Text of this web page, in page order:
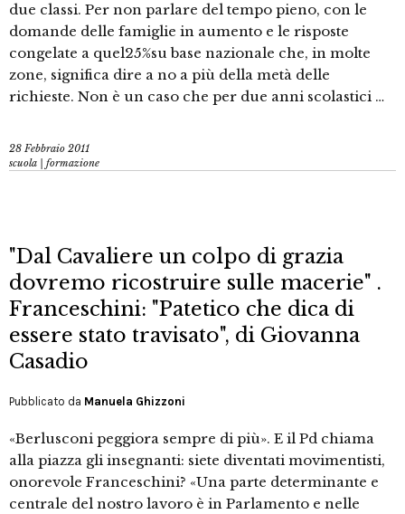
due classi. Per non parlare del tempo pieno, con le
domande delle famiglie in aumento e le risposte
congelate a quel25%su base nazionale che, in molte
zone, significa dire a no a più della metà delle
richieste. Non è un caso che per due anni scolastici …
28 Febbraio 2011
scuola | formazione
"Dal Cavaliere un colpo di grazia
dovremo ricostruire sulle macerie" .
Franceschini: "Patetico che dica di
essere stato travisato", di Giovanna
Casadio
Pubblicato da Manuela Ghizzoni
«Berlusconi peggiora sempre di più». E il Pd chiama
alla piazza gli insegnanti: siete diventati movimentisti,
onorevole Franceschini? «Una parte determinante e
centrale del nostro lavoro è in Parlamento e nelle